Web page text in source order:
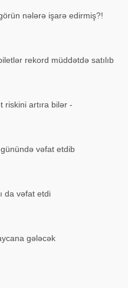
nələrə işarə edirmiş?!
rekord müddətdə satılıb
riskini artıra bilər -
vəfat etdib
da vəfat etdi
gələcək